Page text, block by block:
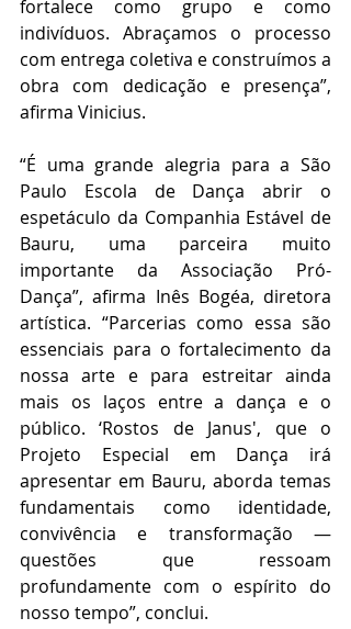
fortalece como grupo e como
indivíduos. Abraçamos o processo
com entrega coletiva e construímos a
obra com dedicação e presença”,
afirma Vinicius.
“É uma grande alegria para a São
Paulo Escola de Dança abrir o
espetáculo da Companhia Estável de
Bauru, uma parceira muito
importante da Associação Pró-
Dança”, afirma Inês Bogéa, diretora
artística. “Parcerias como essa são
essenciais para o fortalecimento da
nossa arte e para estreitar ainda
mais os laços entre a dança e o
público. ‘Rostos de Janus', que o
Projeto Especial em Dança irá
apresentar em Bauru, aborda temas
fundamentais como identidade,
convivência e transformação —
questões que ressoam
profundamente com o espírito do
nosso tempo”, conclui.